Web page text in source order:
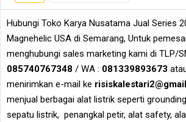
Hubungi Toko Karya Nusatama Jual Series
Magnehelic USA di Semarang, Untuk
menghubungi sales marketing kami di TLP/
085740767348 / WA : 081339893673
menirimkan e-mail ke
menjual berbagai alat listrik seperti
sepatu listrik, penangkal petir, alat safety,